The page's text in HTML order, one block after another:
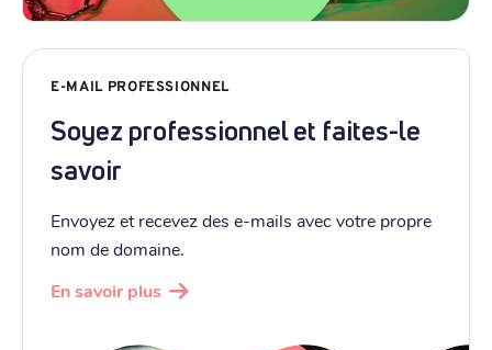
E-MAIL PROFESSIONNEL
Soyez professionnel et faites-le
savoir
Envoyez et recevez des e-mails avec votre propre
nom de domaine.
En savoir plus